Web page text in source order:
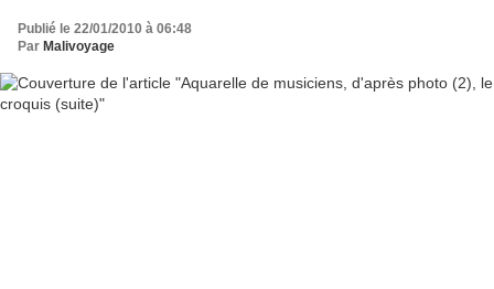
Publié le 22/01/2010 à 06:48
Par Malivoyage